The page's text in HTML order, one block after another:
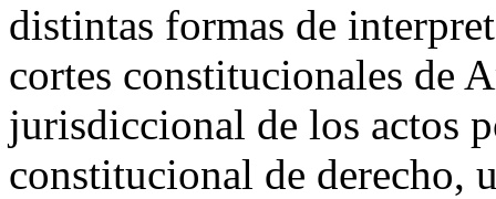
distintas formas de
cortes constitucionales de
jurisdiccional de los actos
constitucional de derecho,